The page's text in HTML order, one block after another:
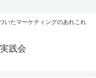
いたマーケティングのあれこれ
践会